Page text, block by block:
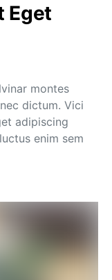
Eget
montes
dictum. Vici
adipiscing
enim sem